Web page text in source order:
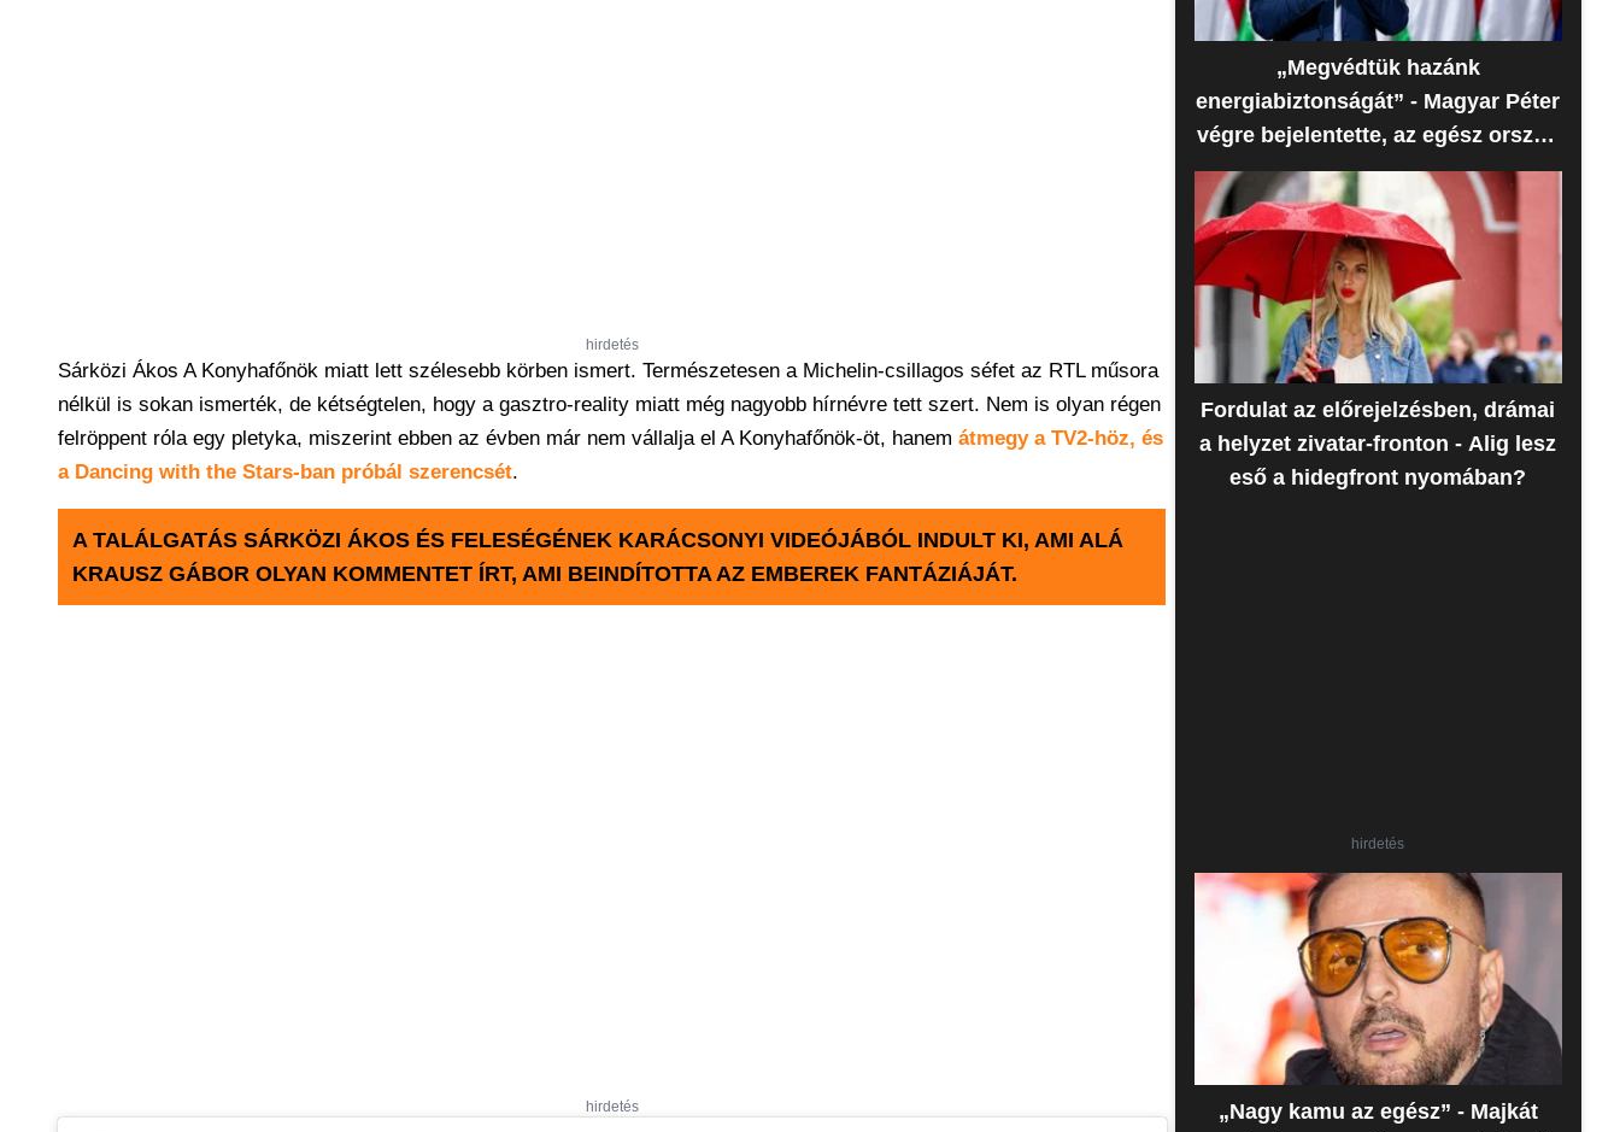
hirdetés
Sárközi Ákos A Konyhafőnök miatt lett szélesebb körben ismert. Természetesen a Michelin-csillagos séfet az RTL műsora
nélkül is sokan ismerték, de kétségtelen, hogy a gasztro-reality miatt még nagyobb hírnévre tett szert. Nem is olyan régen
felröppent róla egy pletyka, miszerint ebben az évben már nem vállalja el A Konyhafőnök-öt, hanem átmegy a TV2-höz, és
a Dancing with the Stars-ban próbál szerencsét.
A TALÁLGATÁS SÁRKÖZI ÁKOS ÉS FELESÉGÉNEK KARÁCSONYI VIDEÓJÁBÓL INDULT KI, AMI ALÁ
KRAUSZ GÁBOR OLYAN KOMMENTET ÍRT, AMI BEINDÍTOTTA AZ EMBEREK FANTÁZIÁJÁT.
hirdetés
„Megvédtük hazánk
energiabiztonságát” - Magyar Péter
végre bejelentette, az egész ország
erre várt
Fordulat az előrejelzésben, drámai
a helyzet zivatar-fronton - Alig lesz
eső a hidegfront nyomában?
hirdetés
„Nagy kamu az egész” - Majkát